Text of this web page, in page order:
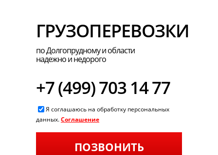
ГРУЗОПЕРЕВОЗКИ
по Долгопрудному и области
надежно и недорого
+7 (499) 703 14 77
Я соглашаюсь на обработку персональных
данных.Соглашение
ПОЗВОНИТЬ